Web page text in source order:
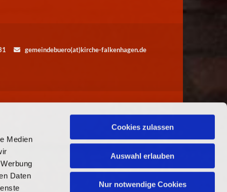
Medien
Daten
Cookies zulassen
Auswahl erlauben
Nur notwendige Cookies
 gemeindebuero(at)kirche-falkenhagen.de